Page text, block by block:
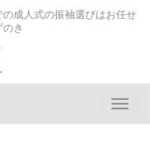
成人式の振袖選びはお任せ
き
メ
ニ